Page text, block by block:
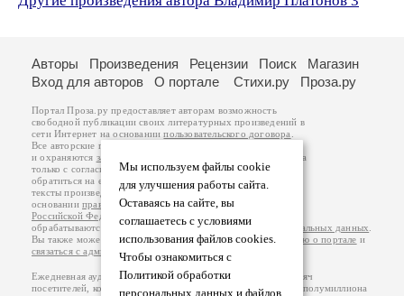
Мы используем файлы cookie
для улучшения работы сайта.
Оставаясь на сайте, вы
соглашаетесь с условиями
использования файлов cookies.
Чтобы ознакомиться с
Политикой обработки
персональных данных и файлов
Авторы Произведения Рецензии Поиск
Магазин
Вход для авторов
О портале Стихи.ру Проза.ру
Портал Проза.ру предоставляет авторам возможность
свободной публикации своих литературных произведений в
сети Интернет на основаниипользовательского договора
Все авторские права на произведения принадлежат авторам
и охраняются законом
. Перепечатка произведений возможна
только с согласия его автора, к которому вы можете
обратиться на его авторской странице. Ответственность за
тексты произведений авторы несут самостоятельно на
основанииправил публикацииизаконодательства
Российской Федерации
обрабатываются на основанииПолитики обработки персональных данных
Вы также можете посмотреть более подробнуюинформацию о портале и
связаться с администрацией
Ежедневная аудитория портала Проза.ру – порядка 100 тысяч
посетителей, которые в общей сумме просматривают более полумиллиона